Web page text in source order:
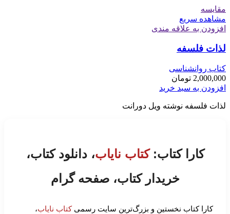
مقایسه
مشاهده سریع
افزودن به علاقه مندی
لذات فلسفه
کتاب روانشناسی
2,000,000 تومان
افزودن به سبد خرید
لذات فلسفه نوشته ویل دورانت
کارا کتاب:کتاب نایاب، دانلود کتاب،
خریدار کتاب، صفحه گرام
کارا کتاب نخستین و بزرگ‌ترین سایت رسمیکتاب نایاب،